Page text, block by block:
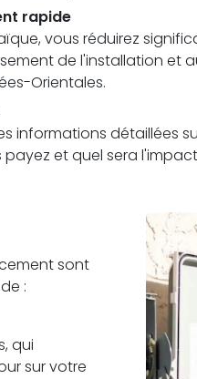
rapide
vous réduirez
de l'installation et
Orientales.
informations détaillées
et quel sera
sont
:
qui
sur votre